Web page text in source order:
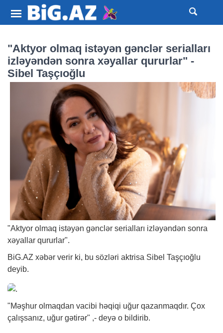
"Aktyor olmaq istəyən gənclər serialları
izləyəndən sonra xəyallar qururlar" -
Sibel Taşçıoğlu
"Aktyor olmaq istəyən gənclər serialları izləyəndən sonra
xəyallar qururlar".
BiG.AZ xəbər verir ki, bu sözləri aktrisa Sibel Taşçıoğlu
deyib.
"Məşhur olmaqdan vacibi həqiqi uğur qazanmaqdır. Çox
çalışsanız, uğur gətirər" ,- deyə o bildirib.